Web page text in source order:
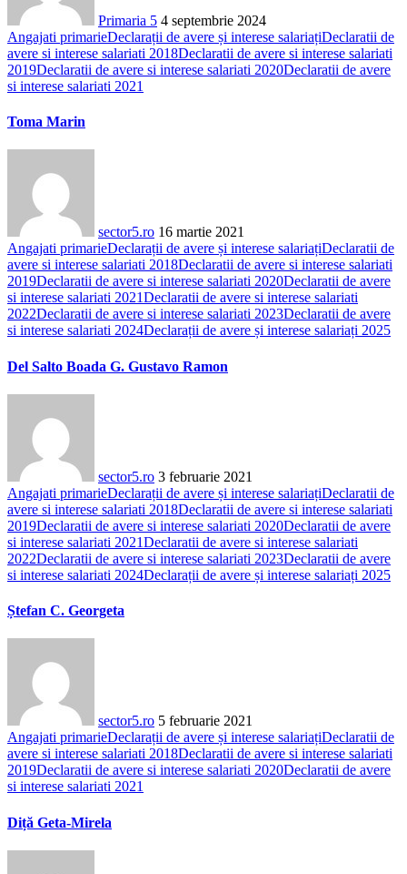
Primaria 5 4 septembrie 2024
Angajati primarieDeclarații de avere și interese salariațiDeclaratii de
avere si interese salariati 2018Declaratii de avere si interese salariati
2019Declaratii de avere si interese salariati 2020Declaratii de avere
si interese salariati 2021
Toma Marin
sector5.ro 16 martie 2021
Angajati primarieDeclarații de avere și interese salariațiDeclaratii de
avere si interese salariati 2018Declaratii de avere si interese salariati
2019Declaratii de avere si interese salariati 2020Declaratii de avere
si interese salariati 2021Declaratii de avere si interese salariati
2022Declaratii de avere si interese salariati 2023Declaratii de avere
si interese salariati 2024Declarații de avere și interese salariați 2025
Del Salto Boada G. Gustavo Ramon
sector5.ro 3 februarie 2021
Angajati primarieDeclarații de avere și interese salariațiDeclaratii de
avere si interese salariati 2018Declaratii de avere si interese salariati
2019Declaratii de avere si interese salariati 2020Declaratii de avere
si interese salariati 2021Declaratii de avere si interese salariati
2022Declaratii de avere si interese salariati 2023Declaratii de avere
si interese salariati 2024Declarații de avere și interese salariați 2025
Ștefan C. Georgeta
sector5.ro 5 februarie 2021
Angajati primarieDeclarații de avere și interese salariațiDeclaratii de
avere si interese salariati 2018Declaratii de avere si interese salariati
2019Declaratii de avere si interese salariati 2020Declaratii de avere
si interese salariati 2021
Diță Geta-Mirela